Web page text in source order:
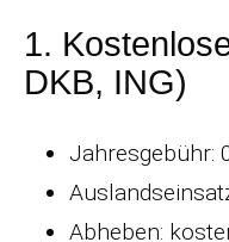
1.
DKB, ING)
Jahresgebühr:
Abheben: